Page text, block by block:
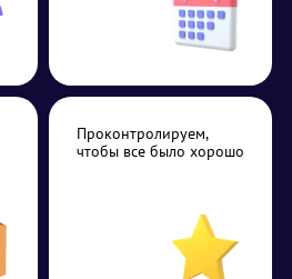
Проконтролируем,
чтобы все было хорошо